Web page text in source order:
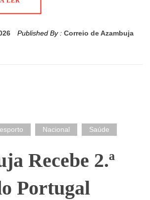
Published By : Correio de Azambuja
Nacional Saúde
Recebe 2.ª
Portugal